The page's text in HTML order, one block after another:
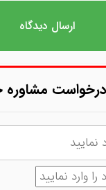
مشاوره